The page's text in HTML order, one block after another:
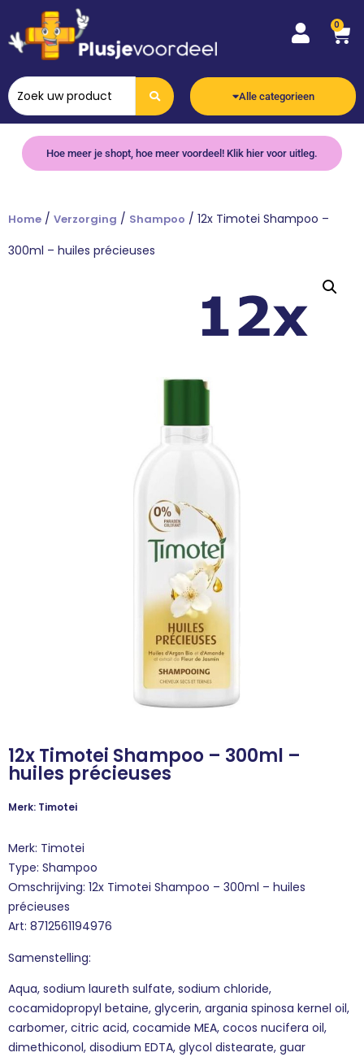
0
Alle categorieen
Hoe meer je shopt, hoe meer voordeel! Klik hier voor uitleg.
Home / Verzorging / Shampoo / 12x Timotei Shampoo –
300ml – huiles précieuses
12x Timotei Shampoo – 300ml –
huiles précieuses
Merk: Timotei
Merk: Timotei
Type: Shampoo
Omschrijving: 12x Timotei Shampoo – 300ml – huiles
précieuses
Art: 8712561194976
Samenstelling:
Aqua, sodium laureth sulfate, sodium chloride,
cocamidopropyl betaine, glycerin, argania spinosa kernel oil,
carbomer, citric acid, cocamide MEA, cocos nucifera oil,
dimethiconol, disodium EDTA, glycol distearate, guar